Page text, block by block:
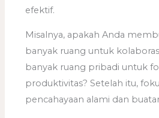
efektif.
Misalnya, apakah Anda
banyak ruang untuk
banyak ruang pribadi untuk
produktivitas? Setelah itu,
pencahayaan alami dan